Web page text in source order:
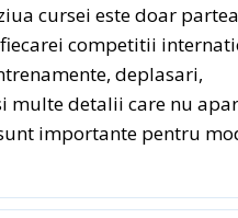
cursei este doar
competitii
deplasari,
multe detalii care nu
importante pentru